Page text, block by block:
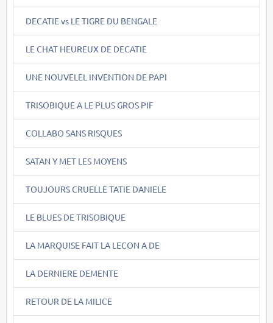
DECATIE vs LE TIGRE DU BENGALE
LE CHAT HEUREUX DE DECATIE
UNE NOUVELEL INVENTION DE PAPI
TRISOBIQUE A LE PLUS GROS PIF
COLLABO SANS RISQUES
SATAN Y MET LES MOYENS
TOUJOURS CRUELLE TATIE DANIELE
LE BLUES DE TRISOBIQUE
LA MARQUISE FAIT LA LECON A DE
LA DERNIERE DEMENTE
RETOUR DE LA MILICE